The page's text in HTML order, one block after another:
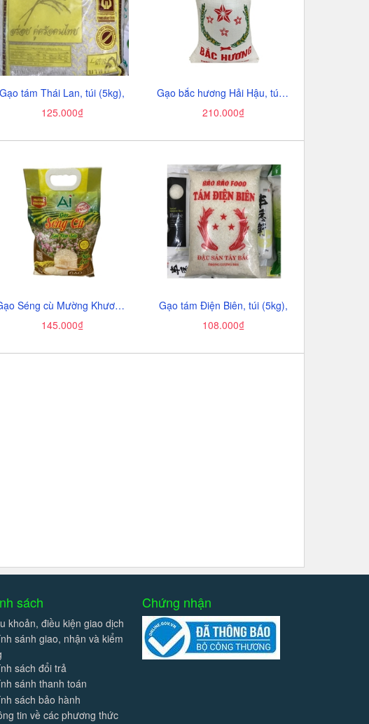
Gạo tám Thái Lan, túi (5kg),
125.000₫
Gạo bắc hương Hải Hậu, túi (10kg),
210.000₫
Gạo Séng cù Mường Khương-AI (3kg).
145.000₫
Gạo tám Điện Biên, túi (5kg),
108.000₫
sách
khoản, điều kiện giao dịch
sánh giao, nhận và kiểm
sách đổi trả
sánh thanh toán
sách bảo hành
tin về các phương thức
Chứng nhận